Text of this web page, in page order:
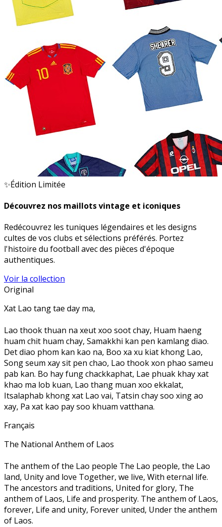
✨Édition Limitée
Découvrez nos maillots vintage et iconiques
Redécouvrez les tuniques légendaires et les designs
cultes de vos clubs et sélections préférés. Portez
l'histoire du football avec des pièces d'époque
authentiques.
Voir la collection
Original
Xat Lao tang tae day ma,
Lao thook thuan na xeut xoo soot chay, Huam haeng
huam chit huam chay, Samakkhi kan pen kamlang diao.
Det diao phom kan kao na, Boo xa xu kiat khong Lao,
Song seum xay sit pen chao, Lao thook xon phao sameu
pab kan. Bo hay fung chackkaphat, Lae phuak khay xat
khao ma lob kuan, Lao thang muan xoo ekkalat,
Itsalaphab khong xat Lao vai, Tatsin chay soo xing ao
xay, Pa xat kao pay soo khuam vatthana.
Français
The National Anthem of Laos
The anthem of the Lao people The Lao people, the Lao
land, Unity and love Together, we live, With eternal life.
The ancestors and traditions, United for glory, The
anthem of Laos, Life and prosperity. The anthem of Laos,
forever, Life and unity, Forever united, Under the anthem
of Laos.